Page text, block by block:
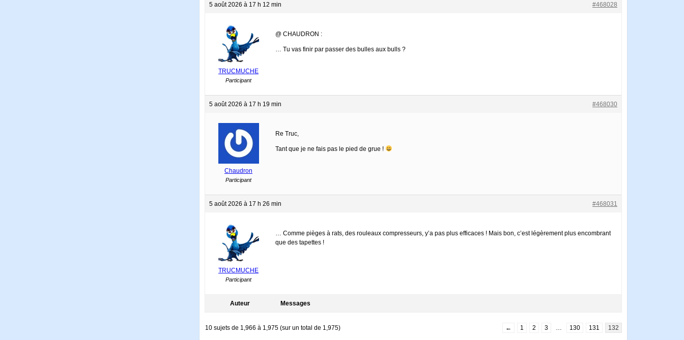
5 août 2026 à 17 h 12 min #468028
TRUCMUCHE
Participant
@ CHAUDRON :
… Tu vas finir par passer des bulles aux bulls ?
5 août 2026 à 17 h 19 min #468030
Chaudron
Participant
Re Truc,
Tant que je ne fais pas le pied de grue !
5 août 2026 à 17 h 26 min #468031
TRUCMUCHE
Participant
… Comme pièges à rats, des rouleaux compresseurs, y’a pas plus efficaces ! Mais bon, c’est légèrement plus encombrant
que des tapettes !
Auteur Messages
10 sujets de 1,966 à 1,975 (sur un total de 1,975) ← 1 2 3 … 130 131 132